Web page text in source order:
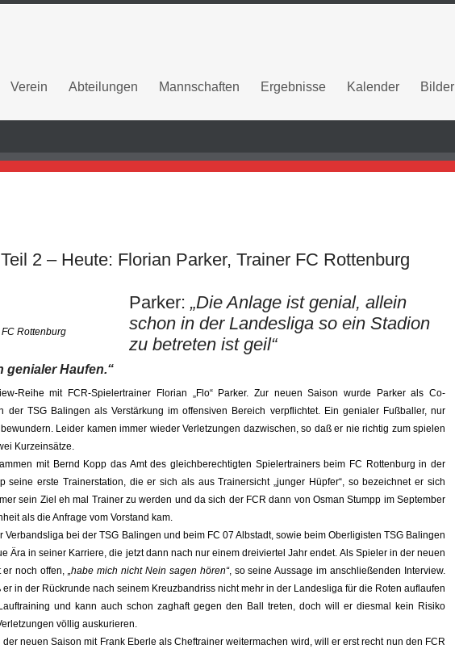
Verein Abteilungen Mannschaften Ergebnisse Kalender Bilder
2 – Heute: Florian Parker, Trainer FC Rottenburg
Rottenburg
Parker: „Die Anlage ist genial, allein
schon in der Landesliga so ein Stadion
zu betreten ist geil“
Haufen.“
Reihe mit FCR-Spielertrainer Florian „Flo“ Parker. Zur neuen Saison wurde Parker als Co-
der TSG Balingen als Verstärkung im offensiven Bereich verpflichtet. Ein genialer Fußballer, nur
Leider kamen immer wieder Verletzungen dazwischen, so daß er nie richtig zum spielen
Kurzeinsätze.
mit Bernd Kopp das Amt des gleichberechtigten Spielertrainers beim FC Rottenburg in der
seine erste Trainerstation, die er sich als aus Trainersicht „junger Hüpfer“, so bezeichnet er sich
sein Ziel eh mal Trainer zu werden und da sich der FCR dann von Osman Stumpp im September
als die Anfrage vom Vorstand kam.
Verbandsliga bei der TSG Balingen und beim FC 07 Albstadt, sowie beim Oberligisten TSG Balingen
Ära in seiner Karriere, die jetzt dann nach nur einem dreiviertel Jahr endet. Als Spieler in der neuen
er noch offen,„habe mich nicht Nein sagen hören“, so seine Aussage im anschließenden Interview.
in der Rückrunde nach seinem Kreuzbandriss nicht mehr in der Landesliga für die Roten auflaufen
und kann auch schon zaghaft gegen den Ball treten, doch will er diesmal kein Risiko
völlig auskurieren.
neuen Saison mit Frank Eberle als Cheftrainer weitermachen wird, will er erst recht nun den FCR